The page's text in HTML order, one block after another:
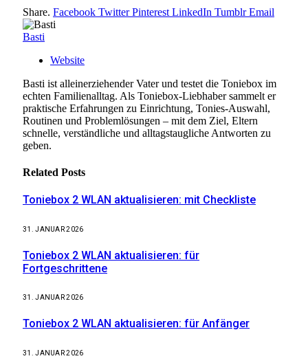
Share. Facebook Twitter Pinterest LinkedIn Tumblr Email
Basti
Website
Basti ist alleinerziehender Vater und testet die Toniebox im
echten Familienalltag. Als Toniebox-Liebhaber sammelt er
praktische Erfahrungen zu Einrichtung, Tonies-Auswahl,
Routinen und Problemlösungen – mit dem Ziel, Eltern
schnelle, verständliche und alltagstaugliche Antworten zu
geben.
Related Posts
Toniebox 2 WLAN aktualisieren: mit Checkliste
31. JANUAR 2026
Toniebox 2 WLAN aktualisieren: für
Fortgeschrittene
31. JANUAR 2026
Toniebox 2 WLAN aktualisieren: für Anfänger
31. JANUAR 2026